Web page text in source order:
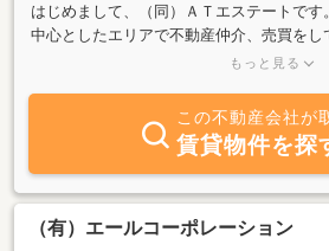
はじめまして、（同）ＡＴエステートで
中心としたエリアで不動産仲介、売買をし
目の新しい会社ですが、お陰様でたくさん
等々...どんなご依頼でもＯＫです。全力で
す！ぜひお気軽にご相談ください。
もっと見る
この不動産会社が
賃貸物件を探
（有）エールコーポレーション